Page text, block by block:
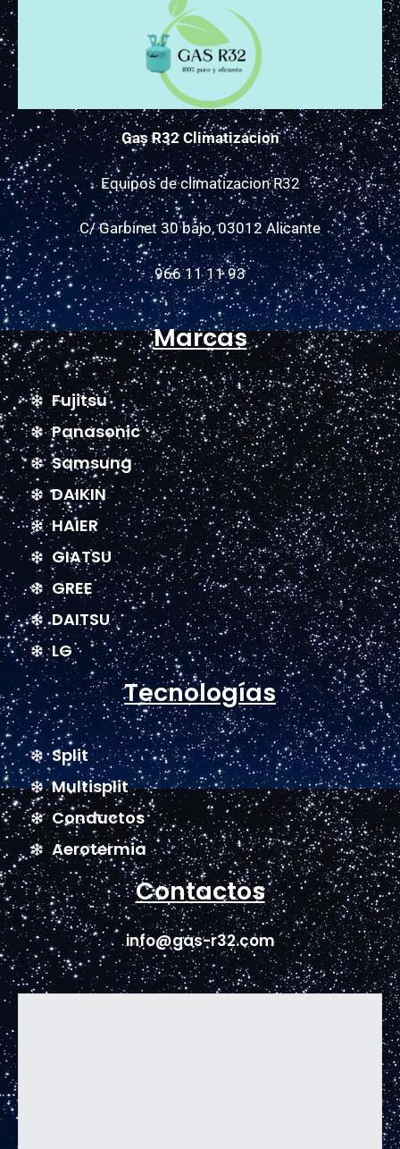
Gas R32 Climatizacion
Equipos de climatizacion R32
C/ Garbinet 30 bajo, 03012 Alicante
966 11 11 93
Marcas
Fujitsu
Panasonic
Samsung
DAIKIN
HAIER
GIATSU
GREE
DAITSU
LG
Tecnologías
Split
Multisplit
Conductos
Aerotermia
Contactos
info@gas-r32.com